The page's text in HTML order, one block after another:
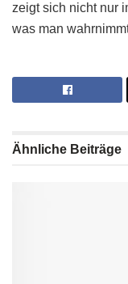
zeigt sich nicht nur
was man
Ähnliche Beiträge